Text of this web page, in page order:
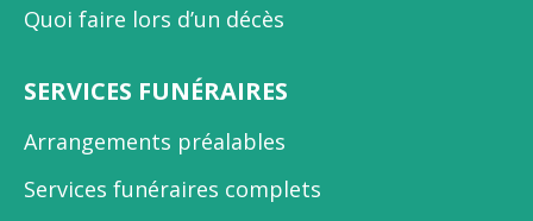
Quoi faire lors d’un décès
SERVICES FUNÉRAIRES
Arrangements préalables
Services funéraires complets